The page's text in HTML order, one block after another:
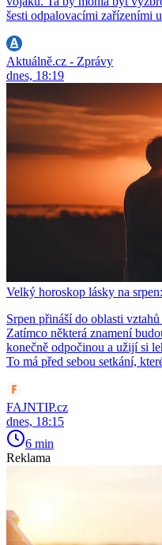
šesti odpalovacími zařízeními
Aktuálně.cz - Zprávy
dnes, 18:19
Velký horoskop lásky na
Srpen přináší do oblasti
Zatímco některá znamení
konečně odpočinou a užijí si
To má před sebou setkání,
FAJNTIP.cz
dnes, 18:15
6 min
Reklama